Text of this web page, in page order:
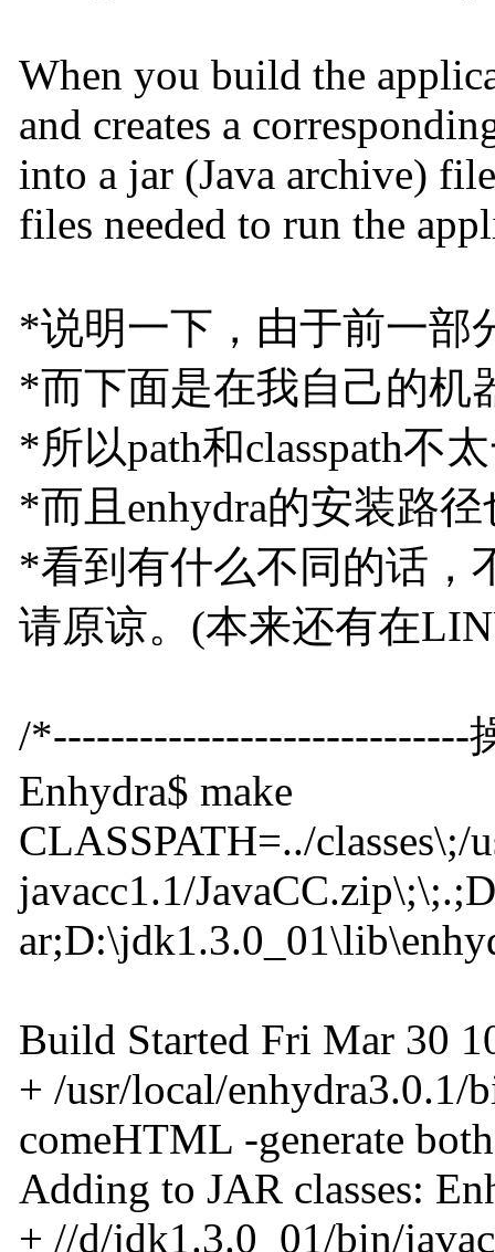
When you build the
and creates a
into a jar (Java archive)
files needed to run the
*说明一下，由于前一部
*而下面是在我自己的机
*所以path和classpath不
*而且enhydra的安装路
*看到有什么不同的话，
请原谅。(本来还有在
/*-----------------------------
Enhydra$ make
CLASSPATH=../
javacc1.1/
Build Started Fri Mar 30
+ /usr/local/enhydra3.0.1/
comeHTML -generate
Adding to JAR classes:
+ //d/jdk1.3.0_01/bin/